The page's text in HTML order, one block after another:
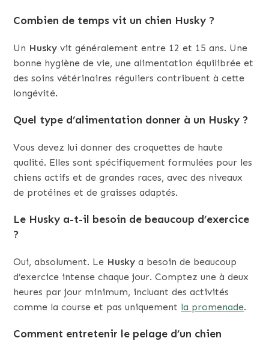
Combien de temps vit un chien Husky ?
Un Husky vit généralement entre 12 et 15 ans. Une
bonne hygiène de vie, une alimentation équilibrée et
des soins vétérinaires réguliers contribuent à cette
longévité.
Quel type d’alimentation donner à un Husky ?
Vous devez lui donner des croquettes de haute
qualité. Elles sont spécifiquement formulées pour les
chiens actifs et de grandes races, avec des niveaux
de protéines et de graisses adaptés.
Le Husky a-t-il besoin de beaucoup d’exercice
?
Oui, absolument. Le Husky a besoin de beaucoup
d’exercice intense chaque jour. Comptez une à deux
heures par jour minimum, incluant des activités
comme la course et pas uniquement la promenade.
Comment entretenir le pelage d’un chien